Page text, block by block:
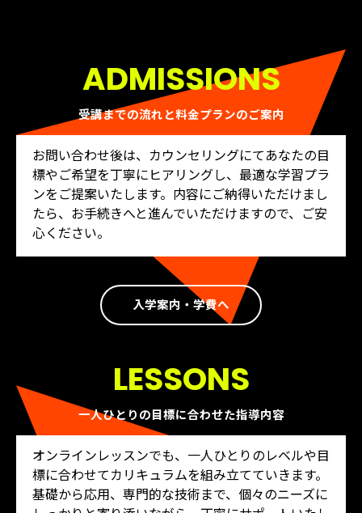
ADMISSIONS
受講までの流れと料金プランのご案内
お問い合わせ後は、カウンセリングにてあなたの目
標やご希望を丁寧にヒアリングし、最適な学習プラ
ンをご提案いたします。内容にご納得いただけまし
たら、お手続きへと進んでいただけますので、ご安
心ください。
入学案内・学費へ
LESSONS
一人ひとりの目標に合わせた指導内容
オンラインレッスンでも、一人ひとりのレベルや目
標に合わせてカリキュラムを組み立てていきます。
基礎から応用、専門的な技術まで、個々のニーズに